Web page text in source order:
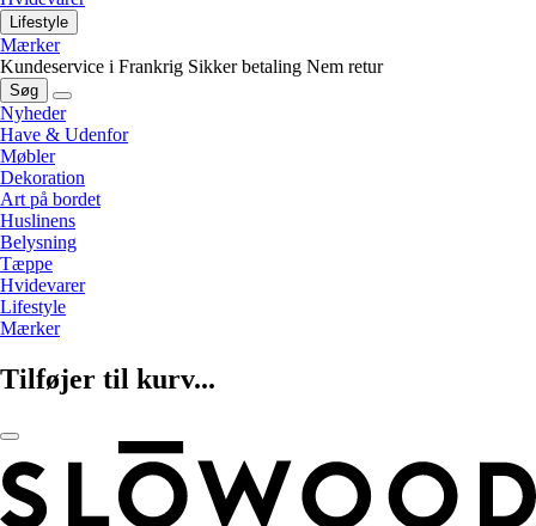
Lifestyle
Mærker
Kundeservice i Frankrig Sikker betaling Nem retur
Søg
Nyheder
Have & Udenfor
Møbler
Dekoration
Art på bordet
Huslinens
Belysning
Tæppe
Hvidevarer
Lifestyle
Mærker
Tilføjer til kurv...